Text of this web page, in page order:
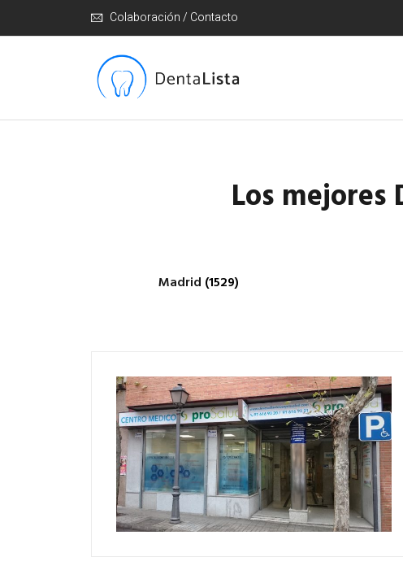
Colaboración / Contacto
Los
Madrid (1529)